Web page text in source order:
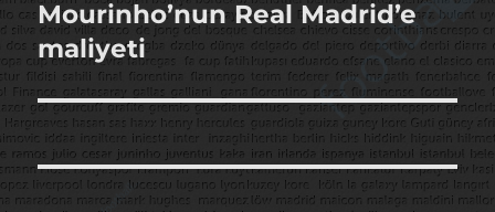
Sonraki
yazı:
Mourinho’nun Real Madrid’e
maliyeti